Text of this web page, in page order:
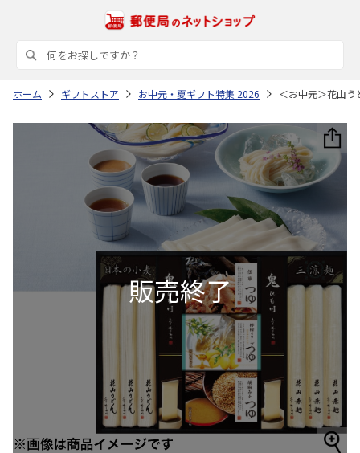
ホーム ギフトストア お中元・夏ギフト特集 2026 ＜お中元＞花山